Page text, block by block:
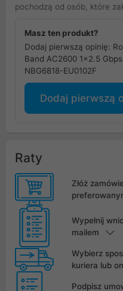
pochodzą od osób, które
Masz ten produkt?
Dodaj pierwszą opinię:
Band AC2600 1x2.5
NBG6818-EU0102F
Dodaj pierwszą
Raty
Złóż
Wypełnij
mailem
Wybierz
kuriera lub
Podpisz